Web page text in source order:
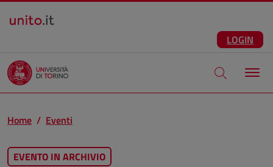
Salta al contenuto principale
LOGIN
Apri modale
Home Eventi
EVENTO IN ARCHIVIO